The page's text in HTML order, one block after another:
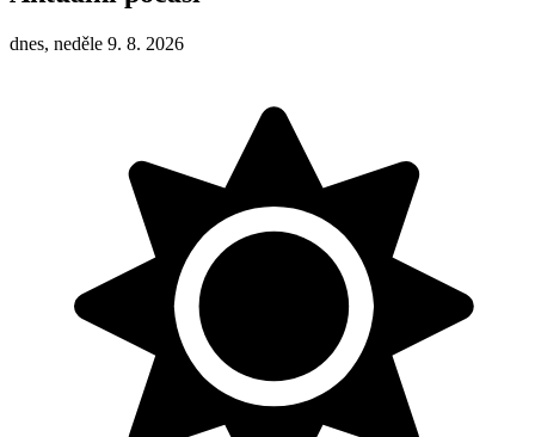
dnes, neděle 9. 8. 2026